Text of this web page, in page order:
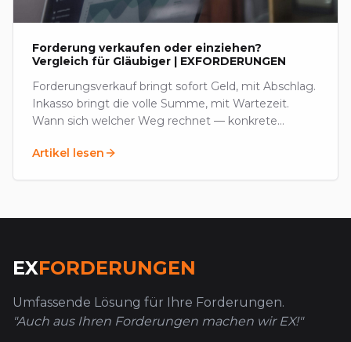
Forderung verkaufen oder einziehen?
Vergleich für Gläubiger | EXFORDERUNGEN
Forderungsverkauf bringt sofort Geld, mit Abschlag.
Inkasso bringt die volle Summe, mit Wartezeit.
Wann sich welcher Weg rechnet — konkrete
Artikel lesen
EXFORDERUNGEN
Umfassende Lösung für Ihre Forderungen.
"Auch aus Ihren Forderungen machen wir EX!"